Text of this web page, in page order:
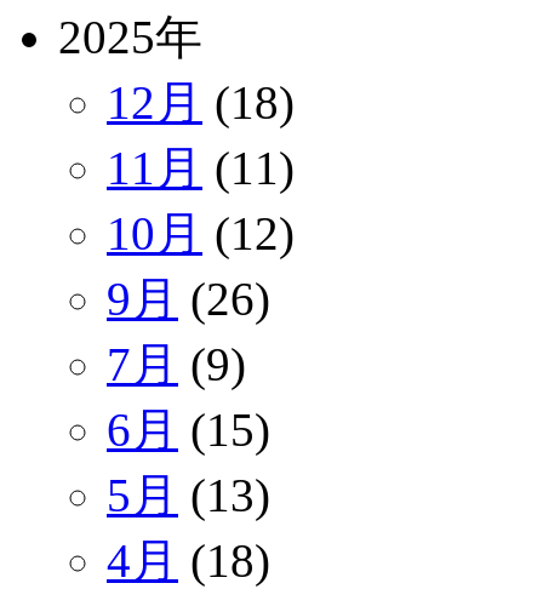
2025年
12月 (18)
11月 (11)
10月 (12)
9月 (26)
7月 (9)
6月 (15)
5月 (13)
4月 (18)